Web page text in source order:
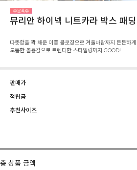
뮤리안 하이넥 니트카라 박스 패
따뜻함을 꽉 채운 이중 클로징으로 겨울바람까지 든든하
도톰한 볼륨감으로 트렌디한 스타일링까지 GOOD!
판매가
적립금
추천사이즈
총 상품 금액